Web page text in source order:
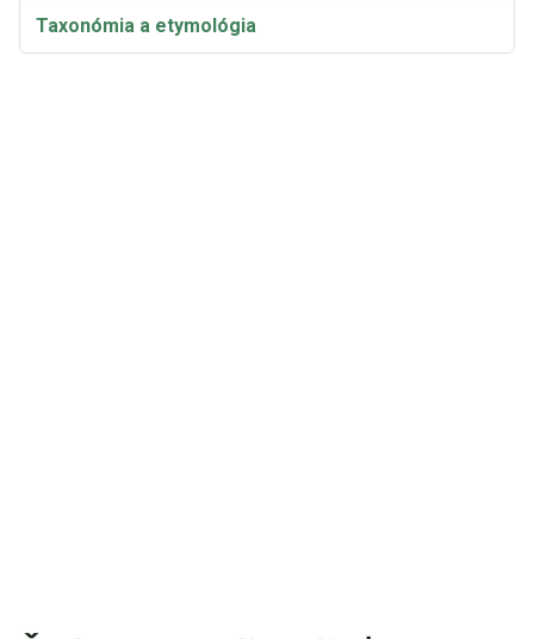
Taxonómia a etymológia